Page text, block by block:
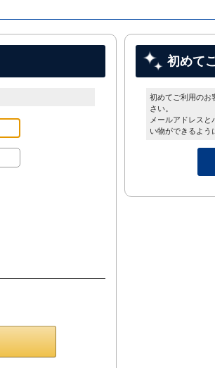
初めて
初めてご利用のお
さい。
メールアドレス
い物ができるよう